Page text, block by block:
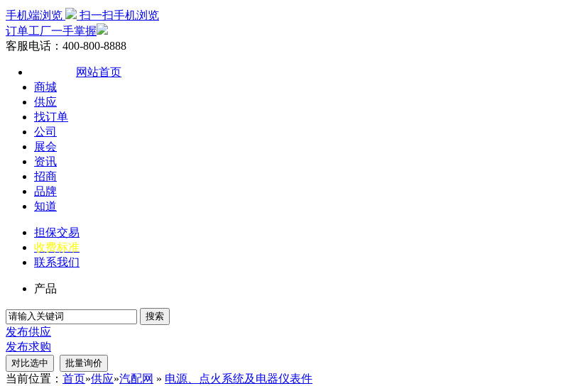
手机端浏览
扫一扫手机浏览
订单工厂一手掌握
客服电话：400-800-8888
网站首页
商城
供应
找订单
公司
展会
资讯
招商
品牌
知道
担保交易
收费标准
联系我们
产品
搜索
发布供应
发布求购
当前位置： 首页»供应»汽配网 » 电源、点火系统及电器仪表件